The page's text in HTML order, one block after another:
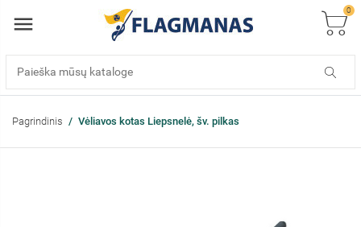
0
Pagrindinis Vėliavos kotas Liepsnelė, šv. pilkas